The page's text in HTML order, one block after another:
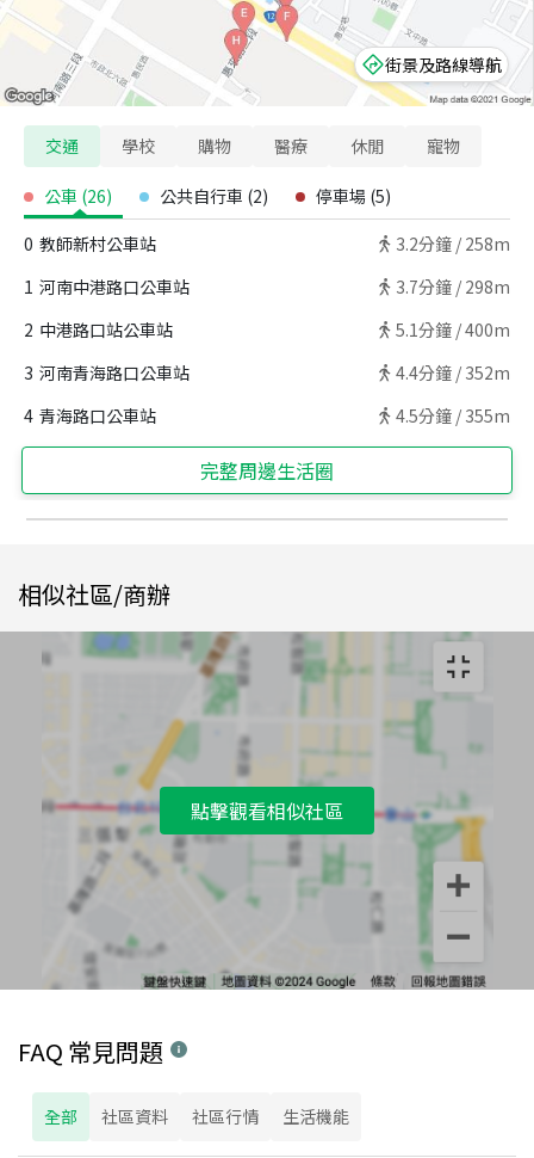
街景及路線導航
交通 學校 購物 醫療 休閒 寵物
公車 (26) 公共自行車 (2) 停車場 (5)
0 教師新村公車站 3.2分鐘 / 258m
1 河南中港路口公車站 3.7分鐘 / 298m
2 中港路口站公車站 5.1分鐘 /400m
3 河南青海路口公車站 4.4分鐘 / 352m
4 青海路口公車站 4.5分鐘 / 355m
完整周邊生活圈
相似社區/商辦
點擊觀看相似社區
FAQ 常見問題
全部 社區資料 社區行情 生活機能